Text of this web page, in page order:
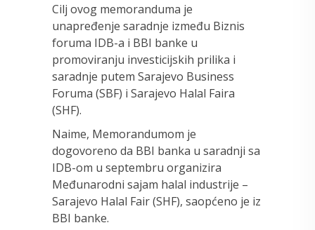
Cilj ovog memoranduma je
unapređenje saradnje između Biznis
foruma IDB-a i BBI banke u
promoviranju investicijskih prilika i
saradnje putem Sarajevo Business
Foruma (SBF) i Sarajevo Halal Faira
(SHF).
Naime, Memorandumom je
dogovoreno da BBI banka u saradnji sa
IDB-om u septembru organizira
Međunarodni sajam halal industrije –
Sarajevo Halal Fair (SHF), saopćeno je iz
BBI banke.